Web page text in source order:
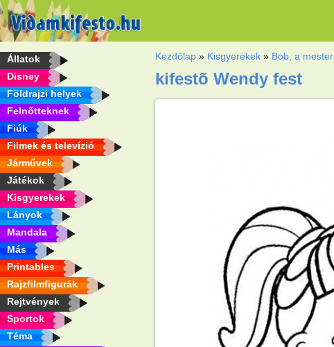
Állatok
Disney
Földrajzi helyek
Felnőtteknek
Fiúk
Filmek és televízió
Járművek
Játékok
Kisgyerekek
Lányok
Mandala
Más
Printables
Rajzfilmfigurák
Rejtvények
Sportok
Téma
Kezdőlap » Kisgyerekek » Bob, a mester
kifestõ Wendy fest